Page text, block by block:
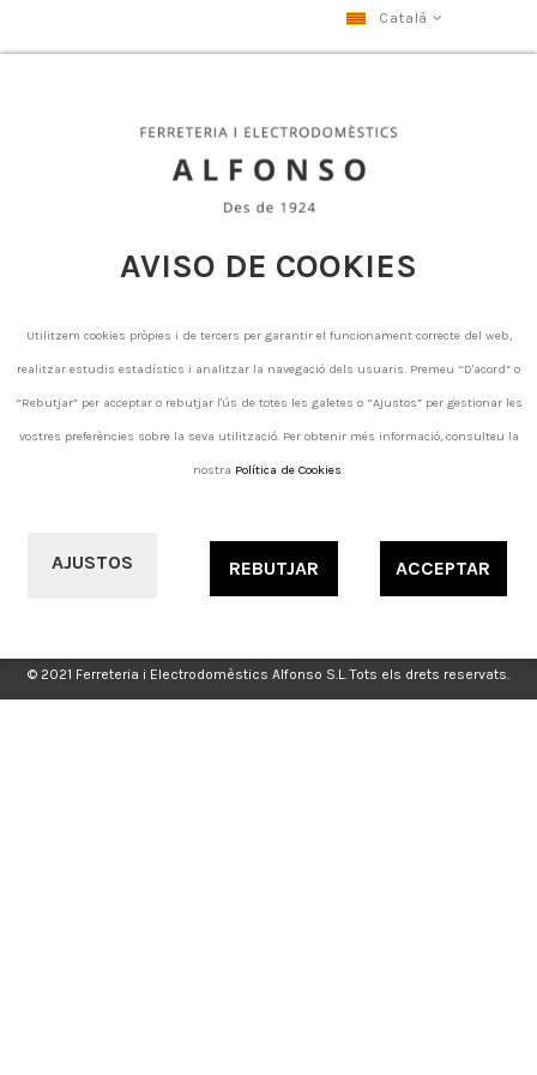
AVISO DE COOKIES
Utilitzem cookies pròpies i de tercers per garantir el funcionament correcte del web,
realitzar estudis estadístics i analitzar la navegació dels usuaris. Premeu “D'acord” o
“Rebutjar” per acceptar o rebutjar l'ús de totes les galetes o “Ajustos” per gestionar les
vostres preferències sobre la seva utilització. Per obtenir més informació, consulteu la
nostra Política de Cookies.
AJUSTOS ACCEPTAR
REBUTJAR
Català
la construcció
a la
construcció
construcció
© 2021 Ferreteria i Electrodomèstics Alfonso S.L. Tots els drets reservats.